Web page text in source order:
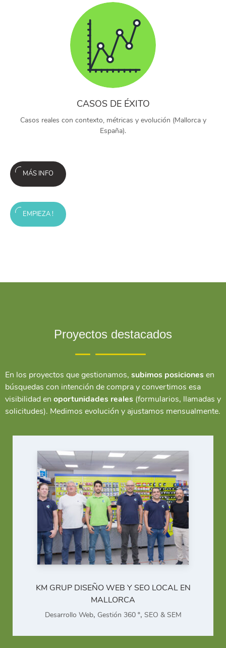
CASOS DE ÉXITO
Casos reales con contexto, métricas y evolución (Mallorca y
España).
MÁS INFO
EMPIEZA !
Proyectos destacados
En los proyectos que gestionamos, subimos posicionesen
búsquedas con intención de compra y convertimos esa
visibilidad en oportunidades reales (formularios, llamadas y
solicitudes). Medimos evolución y ajustamos mensualmente.
KM GRUP DISEÑO WEB Y SEO LOCAL EN
MALLORCA
Desarrollo Web, Gestión 360 º, SEO & SEM